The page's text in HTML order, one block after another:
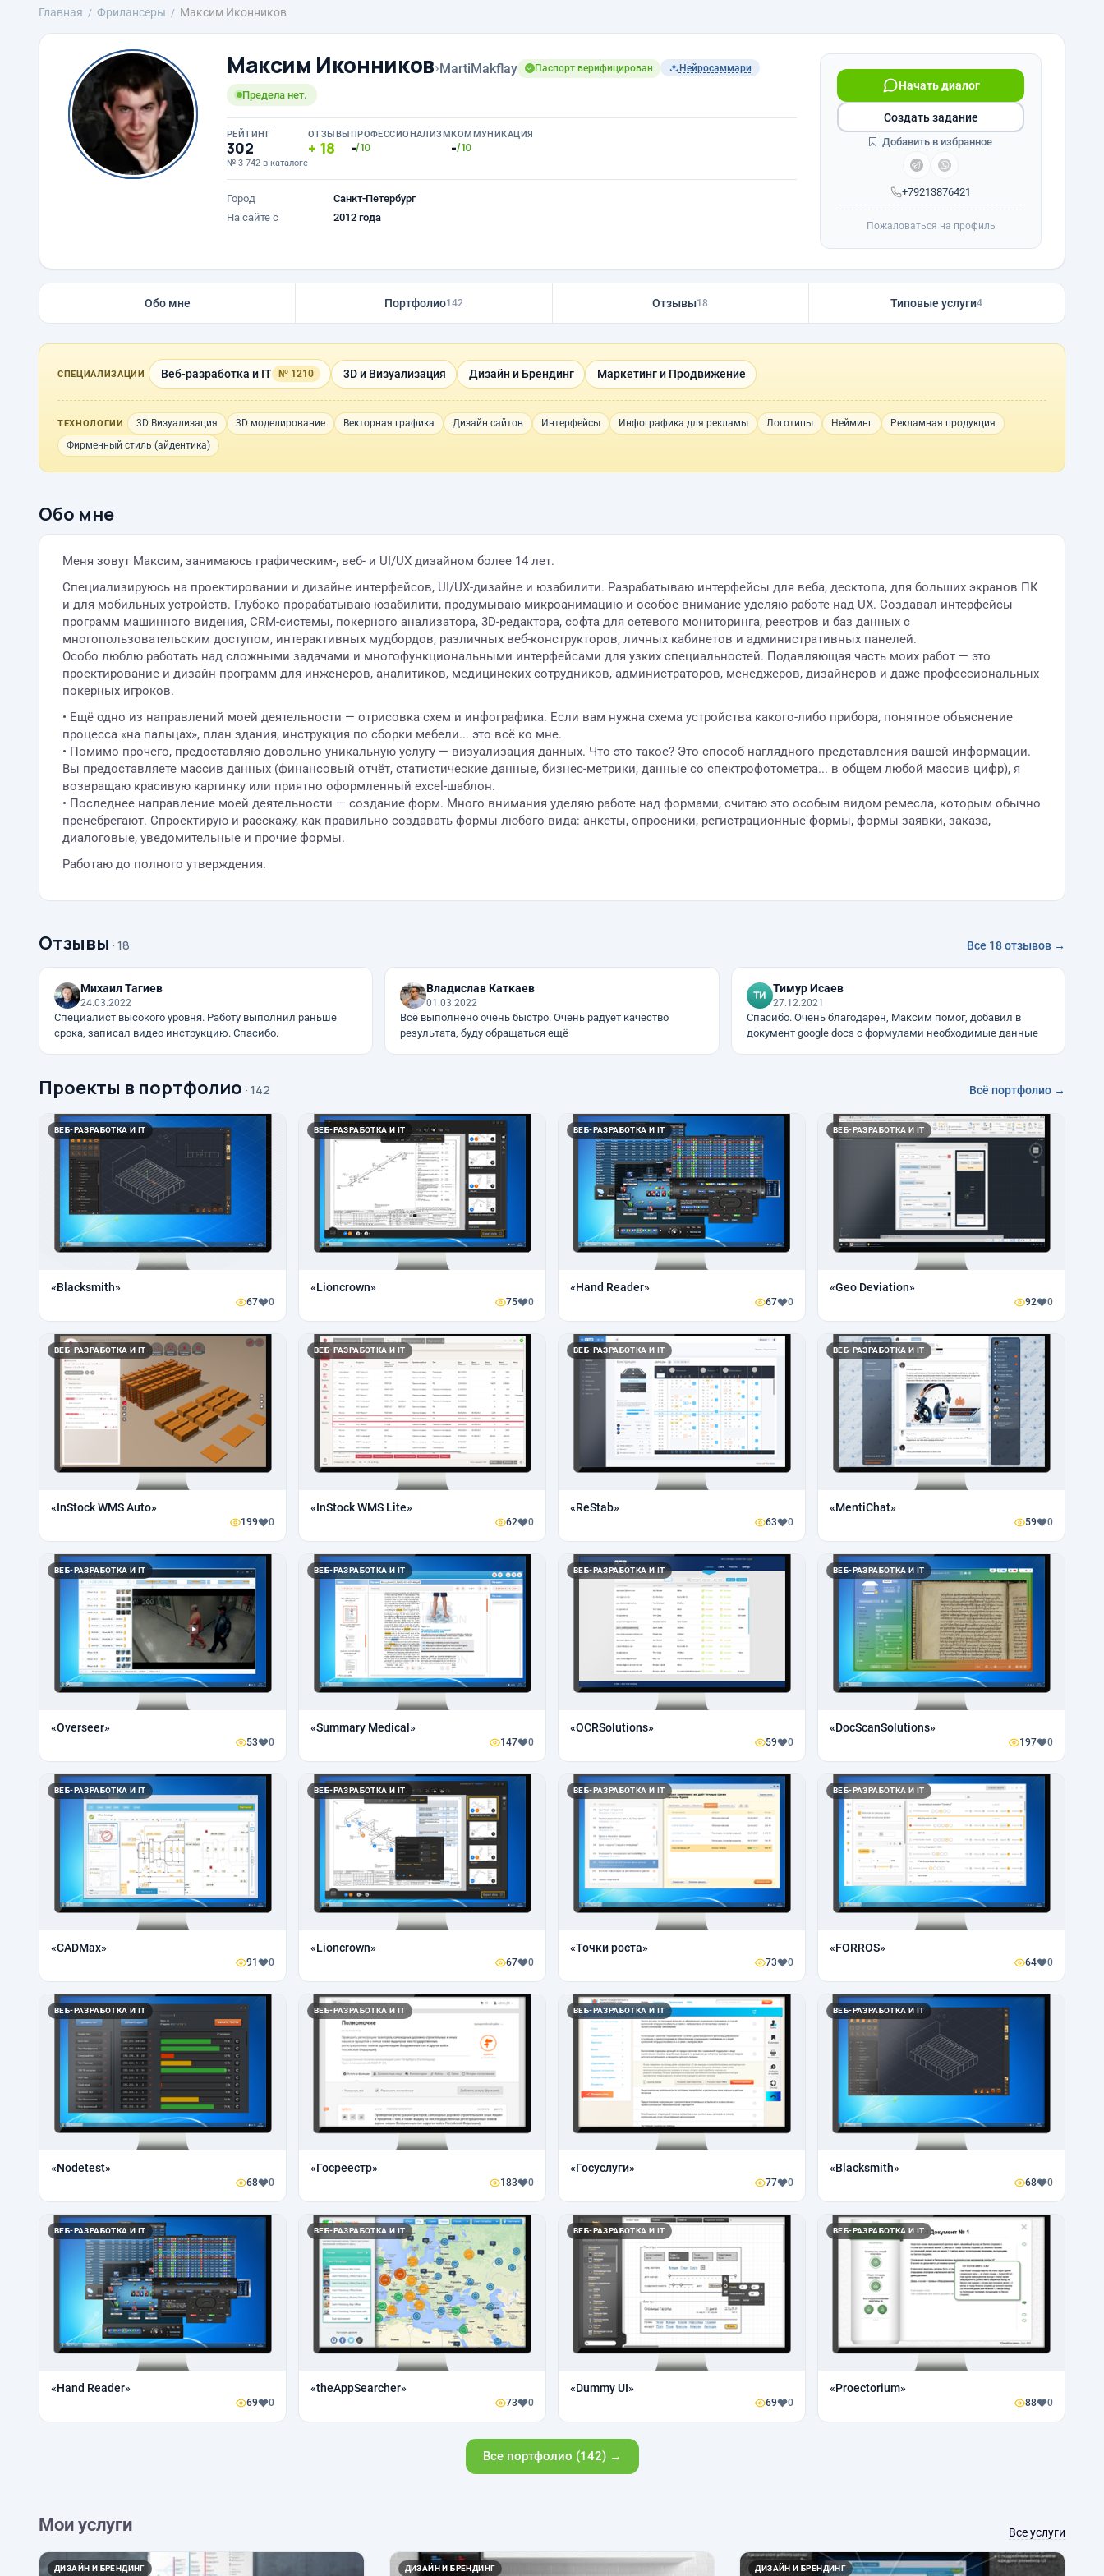
Главная Фрилансеры Максим Иконников
Максим Иконников›MartiMakflay Паспорт верифицирован Нейросаммари
Предела нет.
РЕЙТИНГ
302
№ 3 742 в каталоге
ОТЗЫВЫ
18
ПРОФЕССИОНАЛИЗМ
-/10
КОММУНИКАЦИЯ
-/10
Город
Санкт-Петербург
На сайте с
2012 года
+79213876421
Начать диалог
Создать задание
Добавить в избранное
Пожаловаться на профиль
Обо мне Портфолио142 Отзывы18 Типовые услуги4
СПЕЦИАЛИЗАЦИИ Веб-разработка и IT № 1210 3D и Визуализация Дизайн и Брендинг Маркетинг и Продвижение
ТЕХНОЛОГИИ 3D Визуализация 3D моделирование Векторная графика Дизайн сайтов Интерфейсы Инфографика для рекламы Логотипы Нейминг
Рекламная продукция
Фирменный стиль (айдентика)
Обо мне
Меня зовут Максим, занимаюсь графическим-, веб- и UI/UX дизайном более 14 лет.
Специализируюсь на проектировании и дизайне интерфейсов, UI/UX-дизайне и юзабилити. Разрабатываю интерфейсы для веба, десктопа, для больших экранов ПК
и для мобильных устройств. Глубоко прорабатываю юзабилити, продумываю микроанимацию и особое внимание уделяю работе над UX. Создавал интерфейсы
программ машинного видения, CRM-системы, покерного анализатора, 3D-редактора, софта для сетевого мониторинга, реестров и баз данных с
многопользовательским доступом, интерактивных мудбордов, различных веб-конструкторов, личных кабинетов и административных панелей.
Особо люблю работать над сложными задачами и многофункциональными интерфейсами для узких специальностей. Подавляющая часть моих работ — это
проектирование и дизайн программ для инженеров, аналитиков, медицинских сотрудников, администраторов, менеджеров, дизайнеров и даже профессиональных
покерных игроков.
• Ещё одно из направлений моей деятельности — отрисовка схем и инфографика. Если вам нужна схема устройства какого-либо прибора, понятное объяснение
процесса «на пальцах», план здания, инструкция по сборки мебели... это всё ко мне.
• Помимо прочего, предоставляю довольно уникальную услугу — визуализация данных. Что это такое? Это способ наглядного представления вашей информации.
Вы предоставляете массив данных (финансовый отчёт, статистические данные, бизнес-метрики, данные со спектрофотометра... в общем любой массив цифр), я
возвращаю красивую картинку или приятно оформленный excel-шаблон.
• Последнее направление моей деятельности — создание форм. Много внимания уделяю работе над формами, считаю это особым видом ремесла, которым обычно
пренебрегают. Спроектирую и расскажу, как правильно создавать формы любого вида: анкеты, опросники, регистрационные формы, формы заявки, заказа,
диалоговые, уведомительные и прочие формы.
Работаю до полного утверждения.
Отзывы · 18 Все 18 отзывов →
Михаил Тагиев
24.03.2022
Специалист высокого уровня. Работу выполнил раньше
срока, записал видео инструкцию. Спасибо.
Владислав Каткаев
01.03.2022
Всё выполнено очень быстро. Очень радует качество
результата, буду обращаться ещё
Тимур Исаев
27.12.2021
Спасибо. Очень благодарен, Максим помог, добавил в
документ google docs с формулами необходимые данные
Проекты в портфолио · 142 Всё портфолио →
ВЕБ-РАЗРАБОТКА И IT
«Blacksmith»
67 0
ВЕБ-РАЗРАБОТКА И IT
«Lioncrown»
75 0
ВЕБ-РАЗРАБОТКА И IT
«Hand Reader»
67 0
ВЕБ-РАЗРАБОТКА И IT
«Geo Deviation»
92 0
ВЕБ-РАЗРАБОТКА И IT
«InStock WMS Auto»
199 0
ВЕБ-РАЗРАБОТКА И IT
«InStock WMS Lite»
62 0
ВЕБ-РАЗРАБОТКА И IT
«ReStab»
63 0
ВЕБ-РАЗРАБОТКА И IT
«MentiChat»
59 0
ВЕБ-РАЗРАБОТКА И IT
«Overseer»
53 0
ВЕБ-РАЗРАБОТКА И IT
«Summary Medical»
147 0
ВЕБ-РАЗРАБОТКА И IT
«OCRSolutions»
59 0
ВЕБ-РАЗРАБОТКА И IT
«DocScanSolutions»
197 0
ВЕБ-РАЗРАБОТКА И IT
«CADMax»
91 0
ВЕБ-РАЗРАБОТКА И IT
«Lioncrown»
67 0
ВЕБ-РАЗРАБОТКА И IT
«Точки роста»
73 0
ВЕБ-РАЗРАБОТКА И IT
«FORROS»
64 0
ВЕБ-РАЗРАБОТКА И IT
«Nodetest»
68 0
ВЕБ-РАЗРАБОТКА И IT
«Госреестр»
183 0
ВЕБ-РАЗРАБОТКА И IT
«Госуслуги»
77 0
ВЕБ-РАЗРАБОТКА И IT
«Blacksmith»
68 0
ВЕБ-РАЗРАБОТКА И IT
«Hand Reader»
69 0
ВЕБ-РАЗРАБОТКА И IT
«theAppSearcher»
73 0
ВЕБ-РАЗРАБОТКА И IT
«Dummy UI»
69 0
ВЕБ-РАЗРАБОТКА И IT
«Proectorium»
88 0
Все портфолио (142) →
Все услуги
Мои услуги
ДИЗАЙН И БРЕНДИНГ ДИЗАЙН И БРЕНДИНГ ДИЗАЙН И БРЕНДИНГ